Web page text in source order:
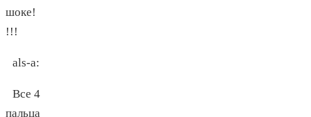
шоке!
!!!
als-a:
Все 4
пальца